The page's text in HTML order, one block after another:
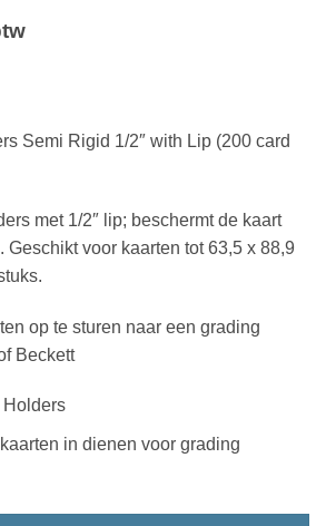
Semi Rigid 1/2″ with Lip (200 card
met 1/2″ lip; beschermt de kaart
voor kaarten tot 63,5 x 88,9
op te sturen naar een grading
Beckett
in dienen voor grading